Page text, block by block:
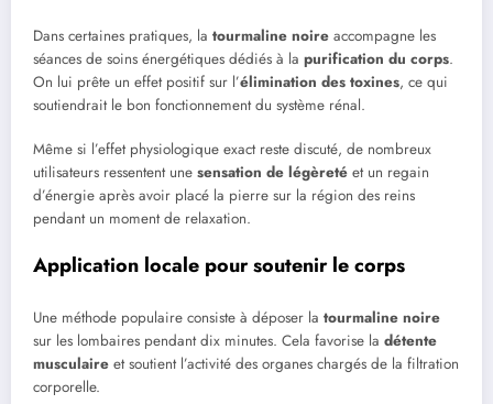
Dans certaines pratiques, la tourmaline noire accompagne les
séances de soins énergétiques dédiés à la purification du corps.
On lui prête un effet positif sur l’élimination des toxines, ce qui
soutiendrait le bon fonctionnement du système rénal.
Même si l’effet physiologique exact reste discuté, de nombreux
utilisateurs ressentent une sensation de légèreté et un regain
d’énergie après avoir placé la pierre sur la région des reins
pendant un moment de relaxation.
Application locale pour soutenir le corps
Une méthode populaire consiste à déposer la tourmaline noire
sur les lombaires pendant dix minutes. Cela favorise la détente
musculaire et soutient l’activité des organes chargés de la filtration
corporelle.